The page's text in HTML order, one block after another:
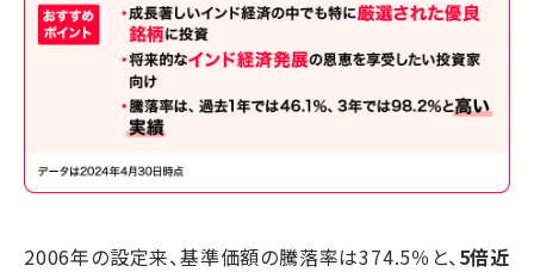
2006年の設定来、基準価額の騰落率は374.5％と、5倍近